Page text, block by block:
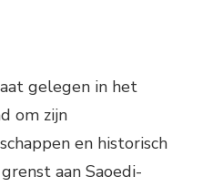
gelegen in het
om zijn
en historisch
aan Saoedi-